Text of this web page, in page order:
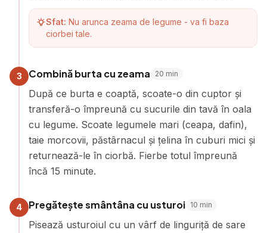
Sfat: Nu arunca zeama de legume - va fi baza
ciorbei tale.
3 Combină burta cu zeama 20 min
După ce burta e coaptă, scoate-o din cuptor și
transferă-o împreună cu sucurile din tavă în oala
cu legume. Scoate legumele mari (ceapa, dafin),
taie morcovii, păstârnacul și țelina în cuburi mici și
returnează-le în ciorbă. Fierbe totul împreună
încă 15 minute.
4 Pregătește smântâna cu usturoi 10 min
Pisează usturoiul cu un vârf de linguriță de sare